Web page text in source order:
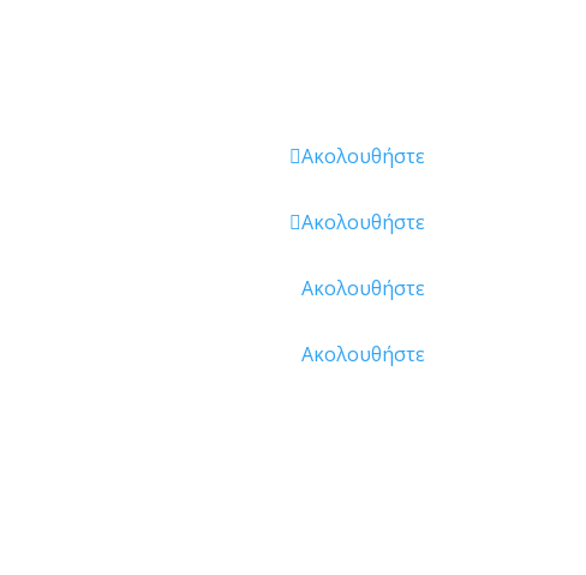
Ακολουθήστε
Ακολουθήστε
Ακολουθήστε
Ακολουθήστε